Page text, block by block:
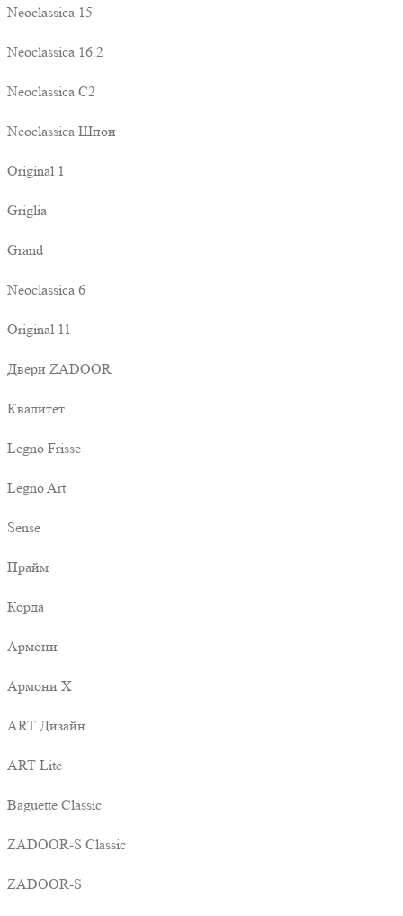
Neoclassica 15
Neoclassica 16.2
Neoclassica C2
Neoclassica Шпон
Original 1
Griglia
Grand
Neoclassica 6
Original 11
Двери ZADOOR
Квалитет
Legno Frisse
Legno Art
Sense
Прайм
Корда
Армони
Армони X
ART Дизайн
ART Lite
Baguette Classic
ZADOOR-S Classic
ZADOOR-S